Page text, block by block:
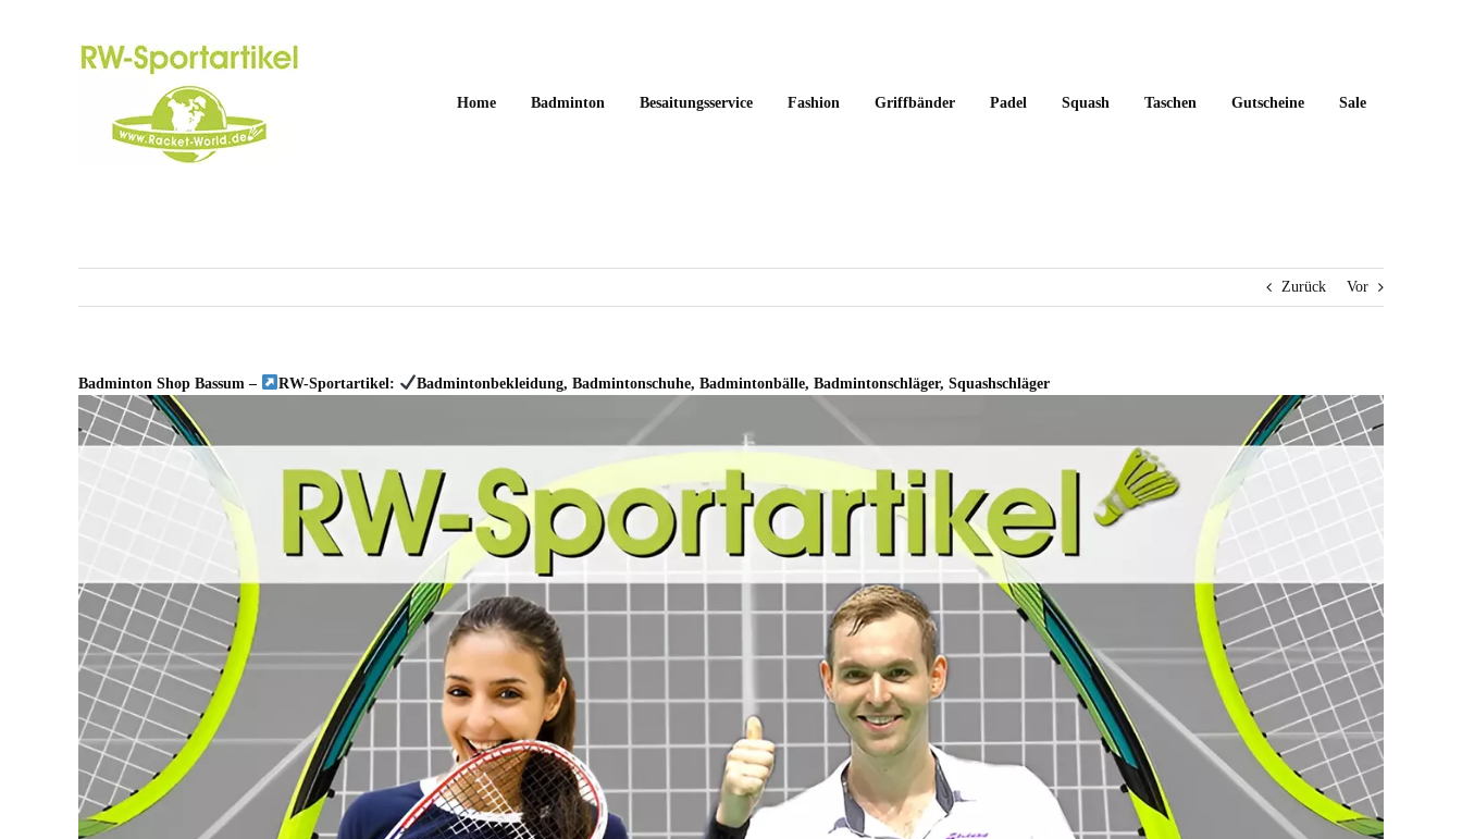
Home Badminton Besaitungsservice Fashion Griffbänder Padel Squash Taschen Gutscheine Sale
Zurück Vor
Badminton Shop Bassum – RW-Sportartikel: Badmintonbekleidung, Badmintonschuhe, Badmintonbälle, Badmintonschläger, Squashschläger